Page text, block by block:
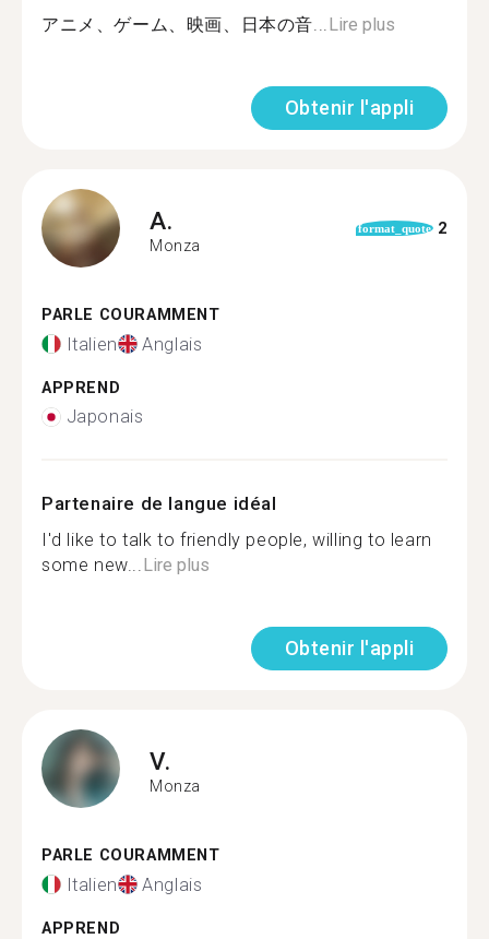
アニメ、ゲーム、映画、日本の音...Lire plus
Obtenir l'appli
A.
Monza
format_quote 2
PARLE COURAMMENT
Italien Anglais
APPREND
Japonais
Partenaire de langue idéal
I'd like to talk to friendly people, willing to learn
some new...Lire plus
Obtenir l'appli
V.
Monza
PARLE COURAMMENT
Italien Anglais
APPREND